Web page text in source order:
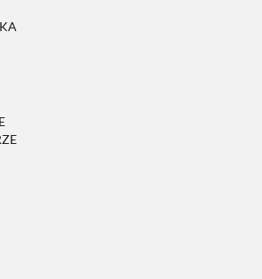
W NATURZE